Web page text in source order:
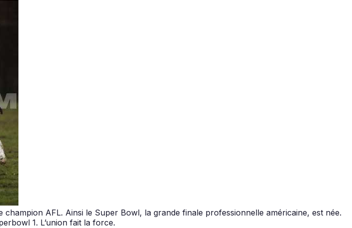
AFL. Ainsi le Super Bowl, la grande finale professionnelle américaine, est née.
1. L’union fait la force.